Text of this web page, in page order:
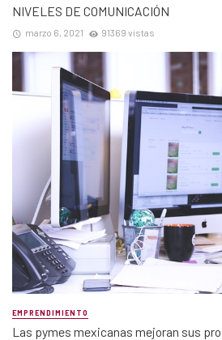
NIVELES DE COMUNICACIÓN
marzo 6, 2021 91369 vistas
EMPRENDIMIENTO
Las pymes mexicanas mejoran sus